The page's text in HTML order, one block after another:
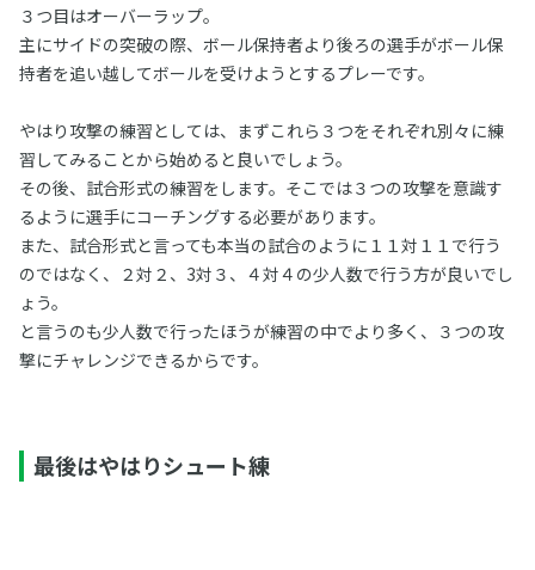
３つ目はオーバーラップ。
主にサイドの突破の際、ボール保持者より後ろの選手がボール保
持者を追い越してボールを受けようとするプレーです。
やはり攻撃の練習としては、まずこれら３つをそれぞれ別々に練
習してみることから始めると良いでしょう。
その後、試合形式の練習をします。そこでは３つの攻撃を意識す
るように選手にコーチングする必要があります。
また、試合形式と言っても本当の試合のように１１対１１で行う
のではなく、２対２、3対３、４対４の少人数で行う方が良いでし
ょう。
と言うのも少人数で行ったほうが練習の中でより多く、３つの攻
撃にチャレンジできるからです。
最後はやはりシュート練